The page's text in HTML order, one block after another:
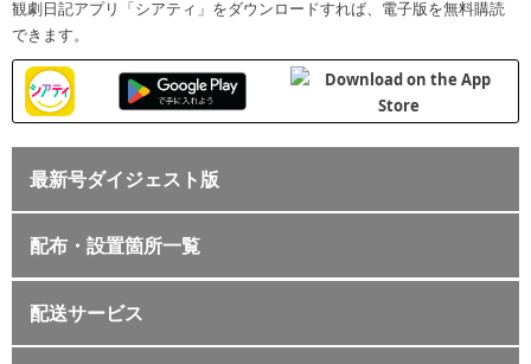
観劇日記アプリ「シアティ」をダウンロードすれば、電子版を無料購読
できます。
最新号ダイジェスト版
配布・設置箇所一覧
配送サービス